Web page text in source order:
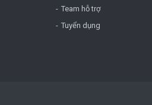
Team hỗ trợ
Tuyển dụng